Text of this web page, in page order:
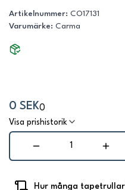
Artikelnummer: CO17131
Varumärke: Carma
0 SEK0
Visa prishistorik
Hur många